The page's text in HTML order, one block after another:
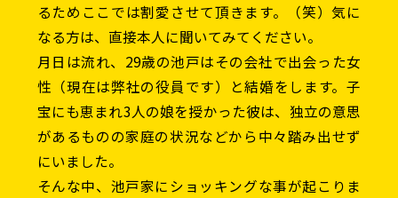
るためここでは割愛させて頂きます。（笑）気に
なる方は、直接本人に聞いてみてください。
月日は流れ、29歳の池戸はその会社で出会った女
性（現在は弊社の役員です）と結婚をします。子
宝にも恵まれ3人の娘を授かった彼は、独立の意思
があるものの家庭の状況などから中々踏み出せず
にいました。
そんな中、池戸家にショッキングな事が起こりま